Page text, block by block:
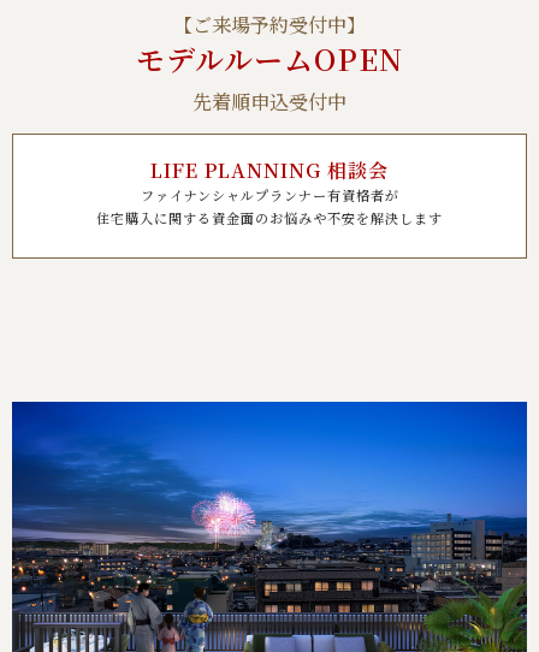
【ご来場予約受付中】
モデルルームOPEN
先着順申込受付中
LIFE PLANNING 相談会
ファイナンシャルプランナー有資格者が
住宅購入に関する資金面のお悩みや不安を解決します